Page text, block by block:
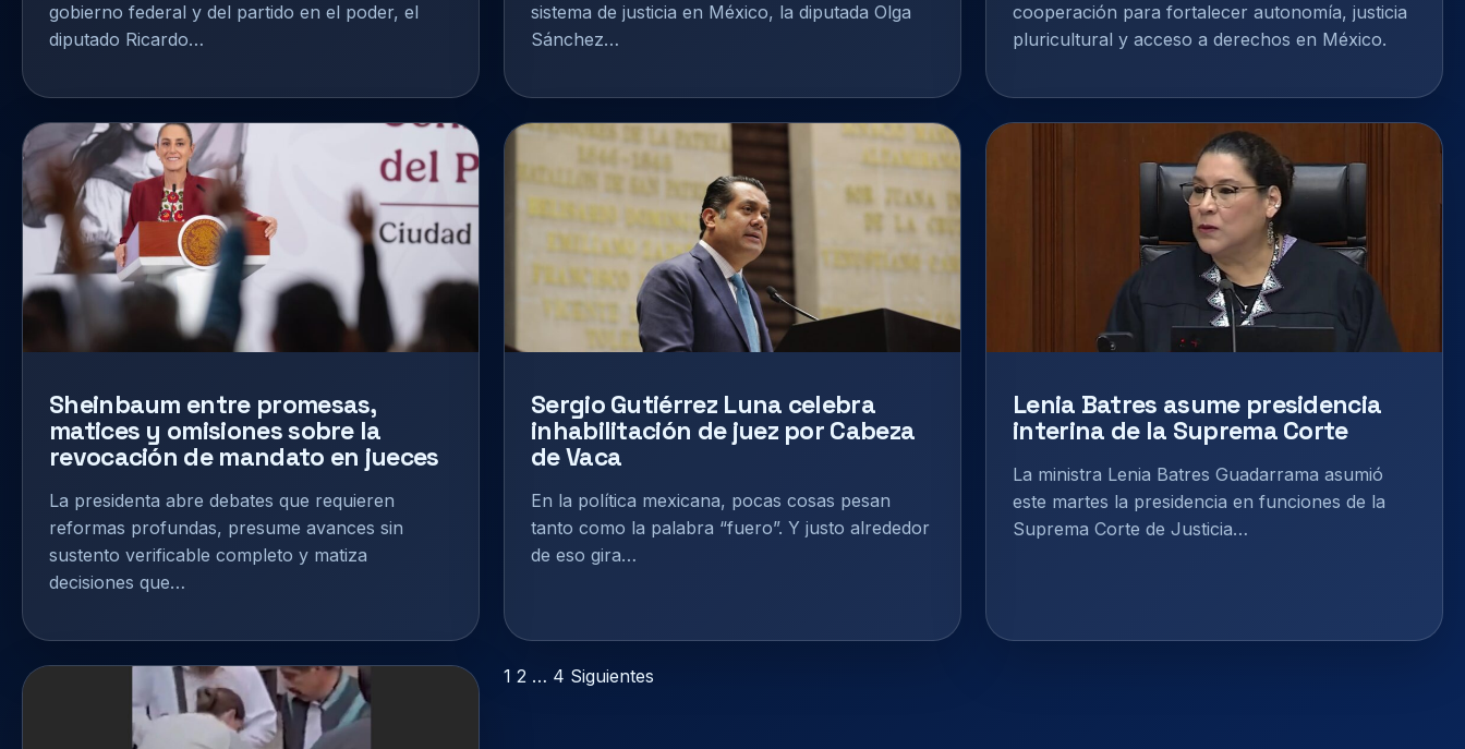
gobierno federal y del partido en el poder, el
diputado Ricardo…
sistema de justicia en México, la diputada Olga
Sánchez…
cooperación para fortalecer autonomía, justicia
pluricultural y acceso a derechos en México.
Sheinbaum entre promesas,
matices y omisiones sobre la
revocación de mandato en jueces
La presidenta abre debates que requieren
reformas profundas, presume avances sin
sustento verificable completo y matiza
decisiones que…
Sergio Gutiérrez Luna celebra
inhabilitación de juez por Cabeza
de Vaca
En la política mexicana, pocas cosas pesan
tanto como la palabra “fuero”. Y justo alrededor
de eso gira…
Lenia Batres asume presidencia
interina de la Suprema Corte
La ministra Lenia Batres Guadarrama asumió
este martes la presidencia en funciones de la
Suprema Corte de Justicia…
Paginación
1 2 … 4 Siguientes